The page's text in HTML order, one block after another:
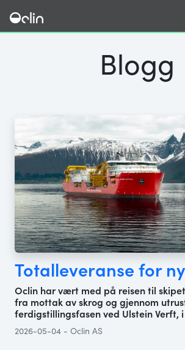
Blogg
Totalleveranse for
Oclin har vært med på reisen til
fra mottak av skrog og gjennom
ferdigstillingsfasen ved Ulstein Verft,
2026-05-04 - Oclin AS